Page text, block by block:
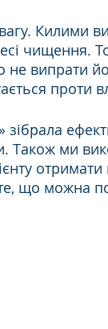
Килими
чищення.
випрати
проти
Також ми
що можна